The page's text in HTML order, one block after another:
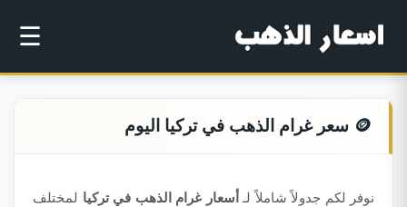
☰
🪙 سعر غرام الذهب في تركيا اليوم
نوفر لكم جدولاً شاملاً لـ أسعار غرام الذهب في تركيا لمختلف